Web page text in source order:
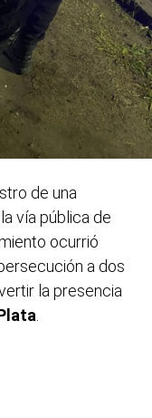
de una
vía pública de
ocurrió
a dos
la presencia
.